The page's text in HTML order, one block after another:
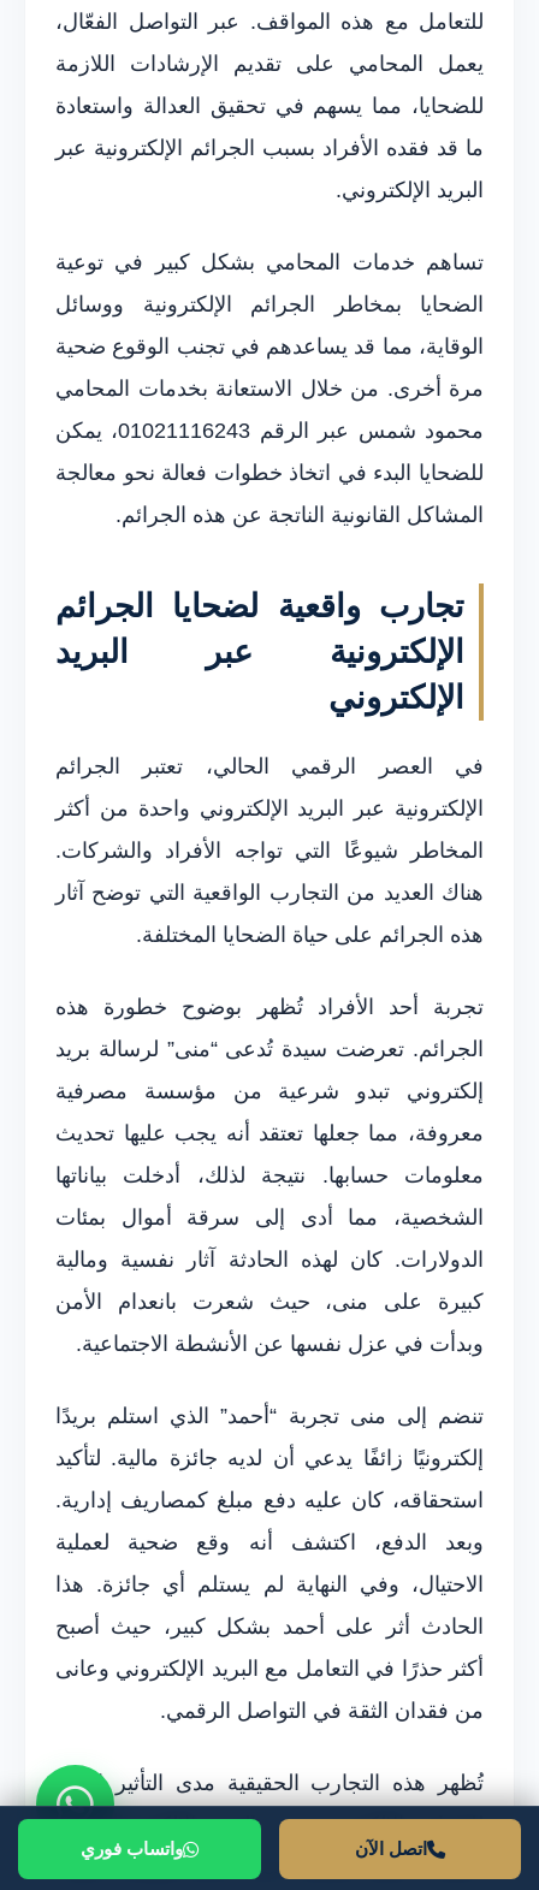
للتعامل مع هذه المواقف. عبر التواصل الفعّال،
يعمل المحامي على تقديم الإرشادات اللازمة
للضحايا، مما يسهم في تحقيق العدالة واستعادة
ما قد فقده الأفراد بسبب الجرائم الإلكترونية عبر
البريد الإلكتروني.
تساهم خدمات المحامي بشكل كبير في توعية
الضحايا بمخاطر الجرائم الإلكترونية ووسائل
الوقاية، مما قد يساعدهم في تجنب الوقوع ضحية
مرة أخرى. من خلال الاستعانة بخدمات المحامي
محمود شمس عبر الرقم 01021116243، يمكن
للضحايا البدء في اتخاذ خطوات فعالة نحو معالجة
المشاكل القانونية الناتجة عن هذه الجرائم.
تجارب واقعية لضحايا الجرائم
الإلكترونية عبر البريد
الإلكتروني
في العصر الرقمي الحالي، تعتبر الجرائم
الإلكترونية عبر البريد الإلكتروني واحدة من أكثر
المخاطر شيوعًا التي تواجه الأفراد والشركات.
هناك العديد من التجارب الواقعية التي توضح آثار
هذه الجرائم على حياة الضحايا المختلفة.
تجربة أحد الأفراد تُظهر بوضوح خطورة هذه
الجرائم. تعرضت سيدة تُدعى “منى” لرسالة بريد
إلكتروني تبدو شرعية من مؤسسة مصرفية
معروفة، مما جعلها تعتقد أنه يجب عليها تحديث
معلومات حسابها. نتيجة لذلك، أدخلت بياناتها
الشخصية، مما أدى إلى سرقة أموال بمئات
الدولارات. كان لهذه الحادثة آثار نفسية ومالية
كبيرة على منى، حيث شعرت بانعدام الأمن
وبدأت في عزل نفسها عن الأنشطة الاجتماعية.
تنضم إلى منى تجربة “أحمد” الذي استلم بريدًا
إلكترونيًا زائفًا يدعي أن لديه جائزة مالية. لتأكيد
استحقاقه، كان عليه دفع مبلغ كمصاريف إدارية.
وبعد الدفع، اكتشف أنه وقع ضحية لعملية
الاحتيال، وفي النهاية لم يستلم أي جائزة. هذا
الحادث أثر على أحمد بشكل كبير، حيث أصبح
أكثر حذرًا في التعامل مع البريد الإلكتروني وعانى
من فقدان الثقة في التواصل الرقمي.
تُظهر هذه التجارب الحقيقية مدى التأثير الكبير
للجرائم الإلكترونية عبر البريد الإلكتروني على
الأفراد. يشعر الضحايا بعدم الأمان وفقدان الثقة،
اتصل الآن واتساب فوري